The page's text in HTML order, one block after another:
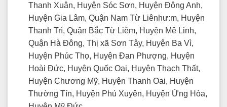
Thanh Xuân, Huyện Sóc Sơn, Huyện Đông Anh,
Huyện Gia Lâm, Quận Nam Từ Liênhư:m, Huyện
Thanh Trì, Quận Bắc Từ Liêm, Huyện Mê Linh,
Quận Hà Đông, Thị xã Sơn Tây, Huyện Ba Vì,
Huyện Phúc Thọ, Huyện Đan Phượng, Huyện
Hoài Đức, Huyện Quốc Oai, Huyện Thạch Thất,
Huyện Chương Mỹ, Huyện Thanh Oai, Huyện
Thường Tín, Huyện Phú Xuyên, Huyện Ứng Hòa,